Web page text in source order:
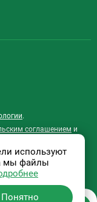
.
соглашением и
России.
используют
мы файлы
Понятно